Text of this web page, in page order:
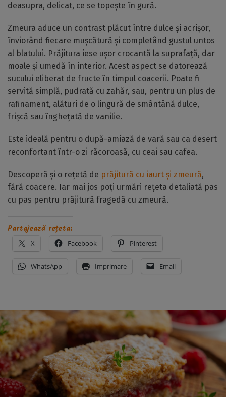
deasupra, delicat, ce se topește în gură.
Zmeura aduce un contrast plăcut între dulce și acrișor,
înviorând fiecare mușcătură și completând gustul untos
al blatului. Prăjitura iese ușor crocantă la suprafață, dar
moale și umedă în interior. Acest aspect se datorează
sucului eliberat de fructe în timpul coacerii. Poate fi
servită simplă, pudrată cu zahăr, sau, pentru un plus de
rafinament, alături de o lingură de smântână dulce,
frișcă sau înghețată de vanilie.
Este ideală pentru o după-amiază de vară sau ca desert
reconfortant într-o zi răcoroasă, cu ceai sau cafea.
Descoperă și o rețetă de prăjitură cu iaurt și zmeură,
fără coacere. Iar mai jos poți urmări rețeta detaliată pas
cu pas pentru prăjitură fragedă cu zmeură.
Partajează rețeta:
X Facebook Pinterest
WhatsApp Imprimare Email